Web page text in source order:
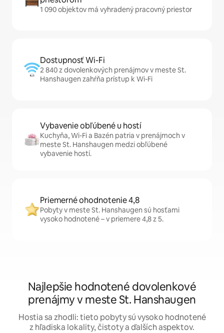
1 090 objektov má vyhradený pracovný priestor
Dostupnosť Wi-Fi
2 840 z dovolenkových prenájmov v meste St.
Hanshaugen zahŕňa prístup k Wi-Fi
Vybavenie obľúbené u hostí
Kuchyňa, Wi-Fi a Bazén patria v prenájmoch v
meste St. Hanshaugen medzi obľúbené
vybavenie hostí.
Priemerné ohodnotenie 4,8
Pobyty v meste St. Hanshaugen sú hosťami
vysoko hodnotené – v priemere 4,8 z 5.
Najlepšie hodnotené dovolenkové
prenájmy v meste St. Hanshaugen
Hostia sa zhodli: tieto pobyty sú vysoko hodnotené
z hľadiska lokality, čistoty a ďalších aspektov.